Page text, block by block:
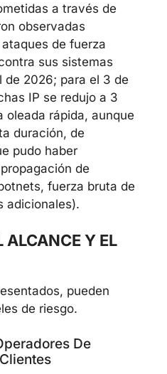
a través de
observadas
de fuerza
sus sistemas
de 2026; para el 3 de
IP se redujo a 3
oleada rápida, aunque
duración, de
pudo haber
de
fuerza bruta de
adicionales).
ALCANCE Y EL
pueden
de riesgo.
De